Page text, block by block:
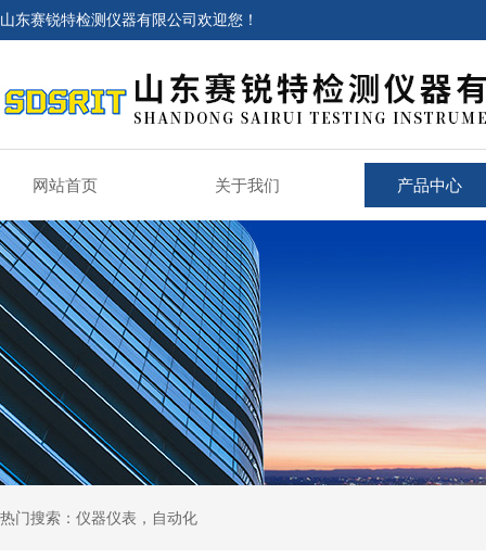
山东赛锐特检测仪器有限公司欢迎您！
网站首页 关于我们 产品中心
热门搜索：仪器仪表，自动化